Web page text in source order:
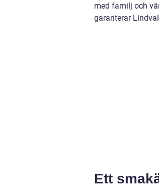
med familj och
garanterar
Ett